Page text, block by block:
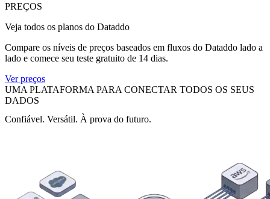
PREÇOS
Veja todos os planos do Dataddo
Compare os níveis de preços baseados em fluxos do Dataddo lado a
lado e comece seu teste gratuito de 14 dias.
Ver preços
UMA PLATAFORMA PARA CONECTAR TODOS OS SEUS
DADOS
Confiável. Versátil. À prova do futuro.